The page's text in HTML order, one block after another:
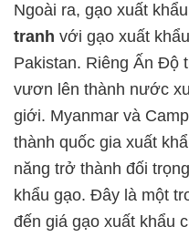
Ngoài ra, gạo xuất
tranh với gạo xuất
Pakistan. Riêng Ấn Độ
vươn lên thành nước
giới. Myanmar và
thành quốc gia xuất
năng trở thành đối
khẩu gạo. Đây là một
đến giá gạo xuất khẩu